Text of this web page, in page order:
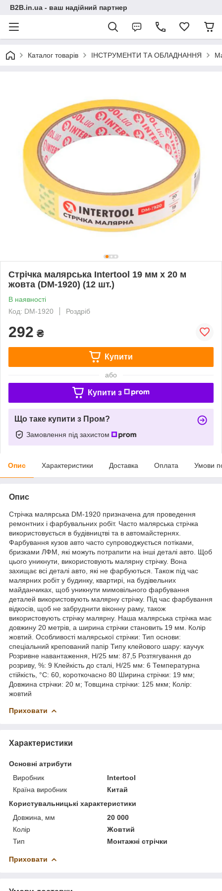
B2B.in.ua - ваш надійний партнер
Каталог товарів ІНСТРУМЕНТИ ТА ОБЛАДНАННЯ
Стрічка малярська Intertool 19 мм х 20 м
жовта (DM-1920) (12 шт.)
В наявності
Код: DM-1920
Роздріб
292 ₴
Купити
або
Купити з
Що таке купити з Пром?
Замовлення під захистом
Опис Характеристики Доставка Оплата Умови
Опис
Стрічка малярська DM-1920 призначена для проведення
ремонтних і фарбувальних робіт. Часто малярська стрічка
використовується в будівництві та в автомайстернях.
Фарбування кузов авто часто супроводжується потіками,
бризками ЛФМ, які можуть потрапити на інші деталі авто. Щоб
цього уникнути, використовують малярну стрічку. Вона
захищає всі деталі авто, які не фарбуються. Також під час
малярних робіт у будинку, квартирі, на будівельних
майданчиках, щоб уникнути мимовільного фарбування
деталей використовують малярну стрічку. Під час фарбування
відкосів, щоб не забруднити віконну раму, також
використовують стрічку малярну. Наша малярська стрічка має
довжину 20 метрів, а ширина стрічки становить 19 мм. Колір
жовтий. Особливості малярської стрічки: Тип основи:
спеціальний крепований папір Типу клейового шару: каучук
Розривне навантаження, Н/25 мм: 87,5 Розтягування до
розриву, %: 9 Клейкість до сталі, Н/25 мм: 6 Температурна
стійкість, °C: 60, короткочасно 80 Ширина стрічки: 19 мм;
Довжина стрічки: 20 м; Товщина стрічки: 125 мкм; Колір:
жовтий
Приховати
Характеристики
Основні атрибути
Виробник
Intertool
Країна виробник
Китай
Користувальницькі характеристики
Довжина, мм
20 000
Колір
Жовтий
Тип
Монтажні стрічки
Приховати